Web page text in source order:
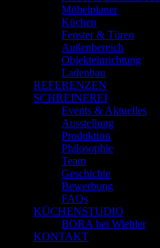
Möbelplaner
Küchen
Fenster & Türen
Außenbereich
Objekteinrichtung
Ladenbau
REFERENZEN
SCHREINEREI
Events & Aktuelles
Ausstellung
Produktion
Philosophie
Team
Geschichte
Bewerbung
FAQs
KÜCHENSTUDIO
BORA bei Wiehler
KONTAKT